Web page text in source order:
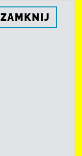
ZAMKNIJ